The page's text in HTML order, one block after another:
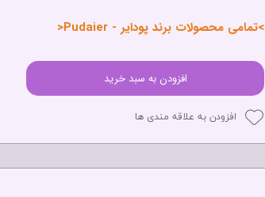
>تمامی محصولات برند پودایر - Pudaier<
افزودن به سبد خرید
افزودن به علاقه مندی ها